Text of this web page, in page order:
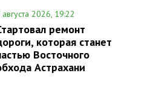
августа 2026, 19:22
ремонт
которая станет
Восточного
Астрахани